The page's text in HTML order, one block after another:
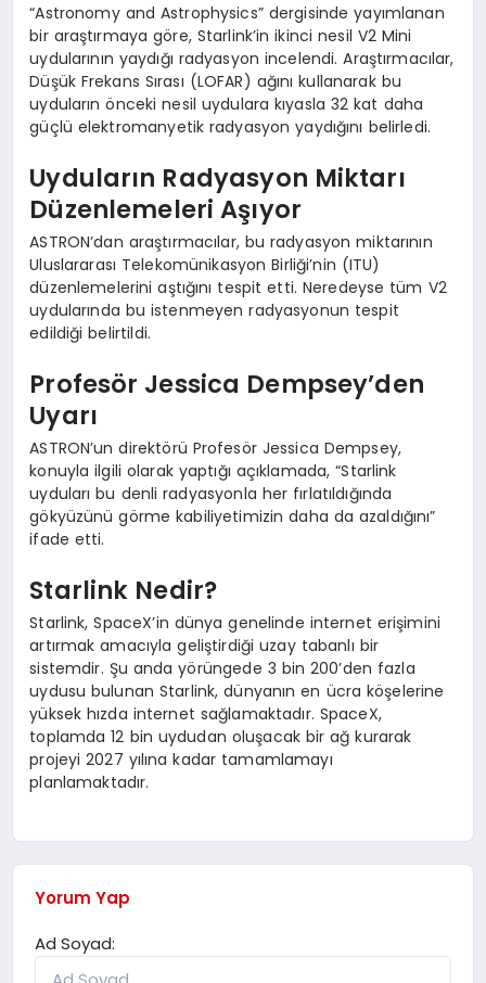
“Astronomy and Astrophysics” dergisinde yayımlanan
bir araştırmaya göre, Starlink’in ikinci nesil V2 Mini
uydularının yaydığı radyasyon incelendi. Araştırmacılar,
Düşük Frekans Sırası (LOFAR) ağını kullanarak bu
uyduların önceki nesil uydulara kıyasla 32 kat daha
güçlü elektromanyetik radyasyon yaydığını belirledi.
Uyduların Radyasyon Miktarı
Düzenlemeleri Aşıyor
ASTRON’dan araştırmacılar, bu radyasyon miktarının
Uluslararası Telekomünikasyon Birliği’nin (ITU)
düzenlemelerini aştığını tespit etti. Neredeyse tüm V2
uydularında bu istenmeyen radyasyonun tespit
edildiği belirtildi.
Profesör Jessica Dempsey’den
Uyarı
ASTRON’un direktörü Profesör Jessica Dempsey,
konuyla ilgili olarak yaptığı açıklamada, “Starlink
uyduları bu denli radyasyonla her fırlatıldığında
gökyüzünü görme kabiliyetimizin daha da azaldığını”
ifade etti.
Starlink Nedir?
Starlink, SpaceX’in dünya genelinde internet erişimini
artırmak amacıyla geliştirdiği uzay tabanlı bir
sistemdir. Şu anda yörüngede 3 bin 200’den fazla
uydusu bulunan Starlink, dünyanın en ücra köşelerine
yüksek hızda internet sağlamaktadır. SpaceX,
toplamda 12 bin uydudan oluşacak bir ağ kurarak
projeyi 2027 yılına kadar tamamlamayı
planlamaktadır.
Yorum Yap
Ad Soyad: